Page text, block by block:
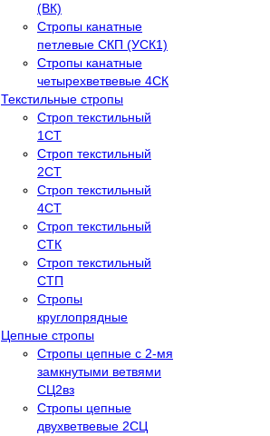
(ВК)
Стропы канатные
петлевые СКП (УСК1)
Стропы канатные
четырехветвевые 4СК
Текстильные стропы
Строп текстильный
1СТ
Строп текстильный
2СТ
Строп текстильный
4СТ
Строп текстильный
СТК
Строп текстильный
СТП
Стропы
круглопрядные
Цепные стропы
Стропы цепные с 2-мя
замкнутыми ветвями
СЦ2вз
Стропы цепные
двухветвевые 2СЦ